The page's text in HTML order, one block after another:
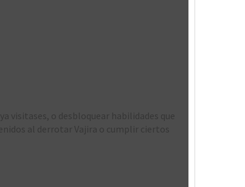
o desbloquear habilidades que
al derrotar Vajira o cumplir ciertos